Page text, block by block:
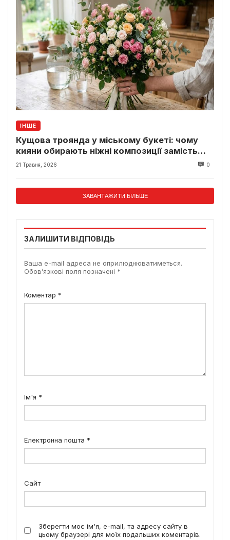
ІНШЕ
Кущова троянда у міському букеті: чому
кияни обирають ніжні композиції замість
класики
21 Травня, 2026 0
ЗАВАНТАЖИТИ БІЛЬШЕ
ЗАЛИШИТИ ВІДПОВІДЬ
Ваша e-mail адреса не оприлюднюватиметься.
Обов’язкові поля позначені *
Коментар *
Ім'я *
Електронна пошта *
Сайт
Зберегти моє ім'я, e-mail, та адресу сайту в
цьому браузері для моїх подальших коментарів.